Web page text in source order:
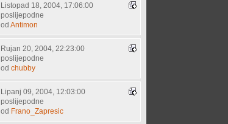
Listopad 18, 2004, 17:06:00
poslijepodne
odAntimon
Rujan 20, 2004, 22:23:00
poslijepodne
odchubby
Lipanj 09, 2004, 12:03:00
poslijepodne
od Frano_Zapresic